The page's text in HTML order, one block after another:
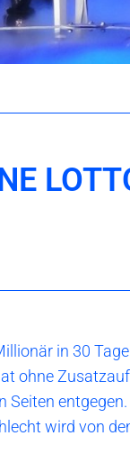
in 30
ohne
Seiten
wird von